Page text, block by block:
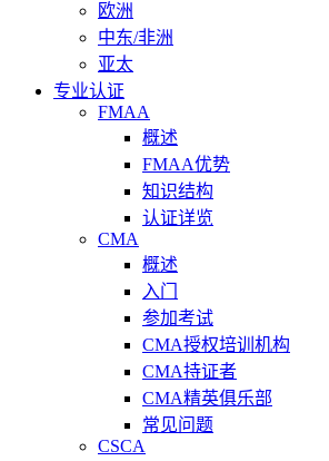
欧洲
中东/非洲
亚太
专业认证
FMAA
概述
FMAA优势
知识结构
认证详览
CMA
概述
入门
参加考试
CMA授权培训机构
CMA持证者
CMA精英俱乐部
常见问题
CSCA